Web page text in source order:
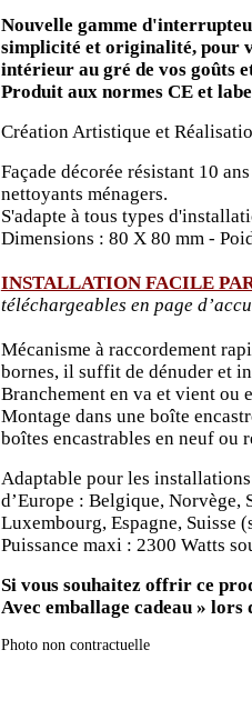
Nouvelle gamme
simplicité et originalité, pour
intérieur au gré de vos goûts
Produit aux normes CE et
Création Artistique et
Façade décorée résistant 10
nettoyants ménagers.
S'adapte à tous types
Dimensions : 80 X 80 mm -
INSTALLATION FACILE
téléchargeables en page
Mécanisme à raccordement
bornes, il suffit de dénuder et
Branchement en va et vient ou
Montage dans une boîte
boîtes encastrables en neuf ou
Adaptable pour les
d’Europe : Belgique, Norvège,
Luxembourg, Espagne, Suisse
Puissance maxi : 2300 Watts
Si vous souhaitez offrir ce
Avec emballage cadeau » lors
Photo non contractuelle